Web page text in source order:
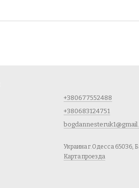
+380677552488
+380683124751
Украина г.Одесса 65036,
Карта проезда